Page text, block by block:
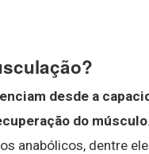
desde a
do músculo
anabólicos, dentre